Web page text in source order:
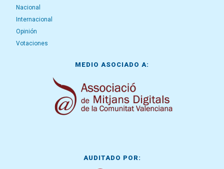
Nacional
Internacional
Opinión
Votaciones
MEDIO ASOCIADO A:
AUDITADO POR: